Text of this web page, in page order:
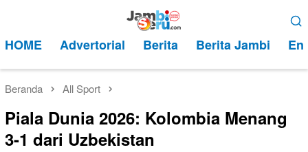
kontenMobile
HOME Advertorial Berita Berita Jambi
Beranda All Sport
Piala Dunia 2026: Kolombia Menang
3-1 dari Uzbekistan